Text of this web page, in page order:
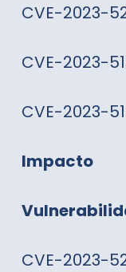
CVE-2023-
CVE-2023-
CVE-2023-
Impacto
CVE-2023-